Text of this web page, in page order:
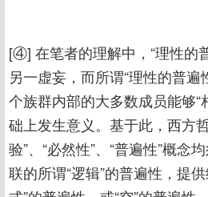
[④] 在笔者的理解中，“理性的
另一虚妄，而所谓“理性的普遍
个族群内部的大多数成员能够“
础上发生意义。基于此，西方
验”、“必然性”、“普遍性”概念
联的所谓“逻辑”的普遍性，提